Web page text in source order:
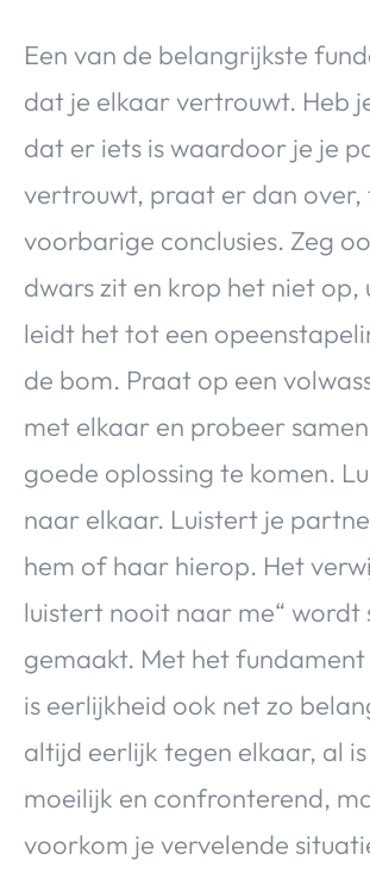
Een van de belangrijkste
dat je elkaar vertrouwt. Heb
dat er iets is waardoor je je
vertrouwt, praat er dan over,
voorbarige conclusies. Zeg
dwars zit en krop het niet op,
leidt het tot een
de bom. Praat op een
met elkaar en probeer
goede oplossing te komen.
naar elkaar. Luistert je
hem of haar hierop. Het
luistert nooit naar me“ wordt
gemaakt. Met het
is eerlijkheid ook net zo
altijd eerlijk tegen elkaar, al
moeilijk en confronterend,
voorkom je vervelende